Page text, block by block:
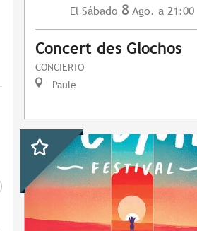
El Sábado 8 Ago. a 21:00
Concert des Glochos
CONCIERTO
Paule